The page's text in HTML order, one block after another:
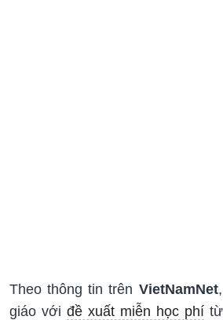
Theo thông tin trên VietNamNet
giáo với đề xuất miễn học phí